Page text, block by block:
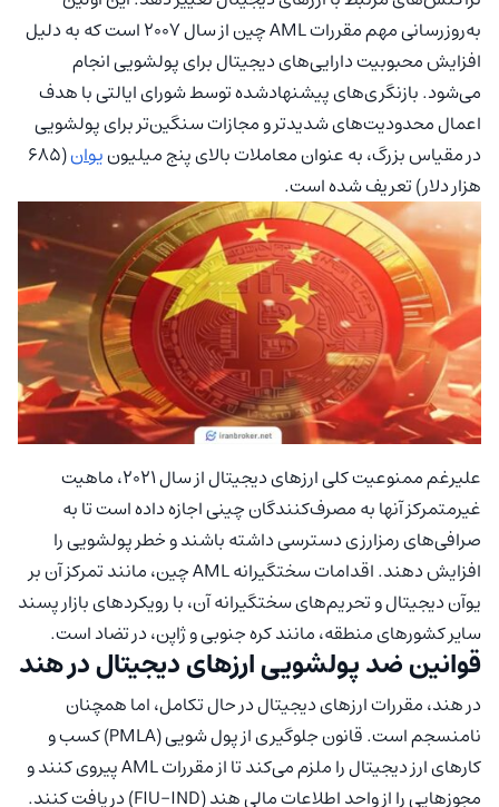
به‌روزرسانی مهم مقررات AML چین از سال ۲۰۰۷ است که به دلیل
افزایش محبوبیت دارایی‌های دیجیتال برای پولشویی انجام
می‌شود. بازنگری‌های پیشنهادشده توسط شورای ایالتی با هدف
اعمال محدودیت‌های شدیدتر و مجازات سنگین‌تر برای پولشویی
در مقیاس بزرگ، به عنوان معاملات بالای پنج میلیونیوان (۶۸۵
هزار دلار) تعریف شده است.
علیرغم ممنوعیت کلی ارزهای دیجیتال از سال ۲۰۲۱، ماهیت
غیرمتمرکز آنها به مصرف‌کنندگان چینی اجازه داده است تا به
صرافی‌های رمزارزی دسترسی داشته باشند و خطر پولشویی را
افزایش دهند. اقدامات سختگیرانه AML چین، مانند تمرکز آن بر
یوآن دیجیتال و تحریم‌های سختگیرانه آن، با رویکردهای بازار پسند
سایر کشورهای منطقه، مانند کره جنوبی و ژاپن، در تضاد است.
قوانین ضد پولشویی ارزهای دیجیتال در هند
در هند، مقررات ارزهای دیجیتال در حال تکامل، اما همچنان
نامنسجم است. قانون جلوگیری از پول شویی (PMLA) کسب و
کارهای ارز دیجیتال را ملزم می‌کند تا از مقررات AML پیروی کنند و
مجوزهایی را از واحد اطلاعات مالی هند (FIU-IND) دریافت کنند.